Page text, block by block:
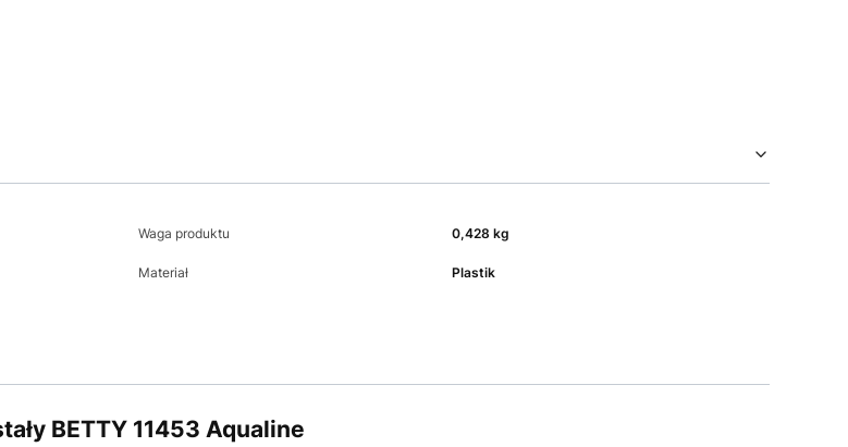
Waga produktu 0,428 kg
Materiał Plastik
BETTY 11453 Aqualine